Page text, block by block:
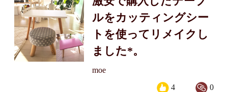
ルをカッティングシー
トを使ってリメイクし
ました*。
moe
0
4